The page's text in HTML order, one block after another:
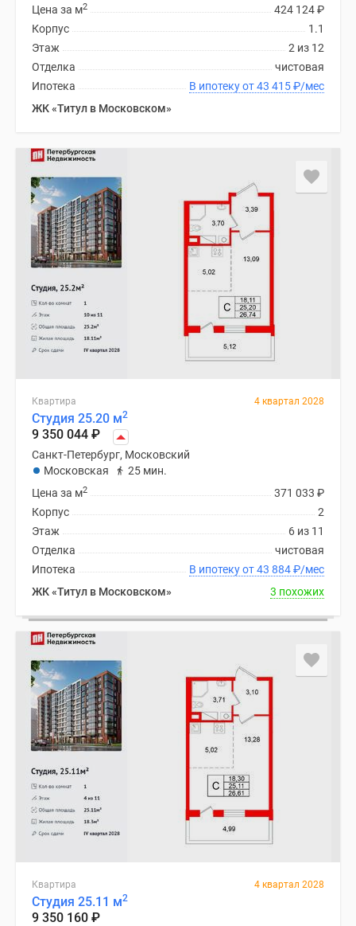
424 124₽
Цена за м2
1.1
Корпус
2 из 12
Этаж
чистовая
Отделка
В ипотеку от 43 415₽/мес
Ипотека
ЖК «Титул в Московском»
Квартира 4 квартал 2028
Студия 25.20 м2
9 350 044 ₽
Санкт-Петербург, Московский
Московская
25 мин.
371 033 ₽
Цена за м2
2
Корпус
6 из 11
Этаж
чистовая
Отделка
В ипотеку от 43 884₽/мес
Ипотека
ЖК «Титул в Московском»
3 похожих
Квартира 4 квартал 2028
Студия 25.11 м2
9 350 160 ₽